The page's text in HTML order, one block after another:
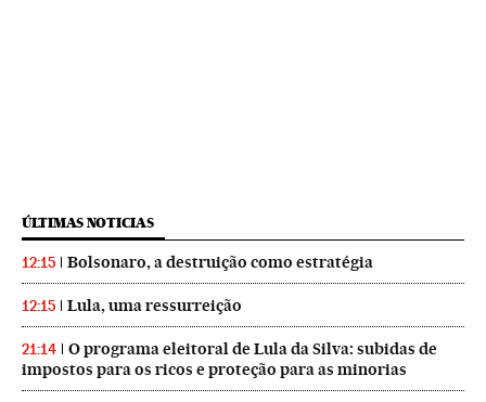
ÚLTIMAS NOTICIAS
12:15 Bolsonaro, a destruição como estratégia
12:15 Lula, uma ressurreição
21:14
O programa eleitoral de Lula da Silva: subidas de
impostos para os ricos e proteção para as minorias